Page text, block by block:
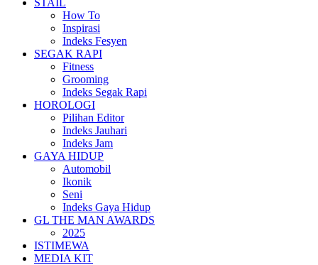
STAIL
How To
Inspirasi
Indeks Fesyen
SEGAK RAPI
Fitness
Grooming
Indeks Segak Rapi
HOROLOGI
Pilihan Editor
Indeks Jauhari
Indeks Jam
GAYA HIDUP
Automobil
Ikonik
Seni
Indeks Gaya Hidup
GL THE MAN AWARDS
2025
ISTIMEWA
MEDIA KIT